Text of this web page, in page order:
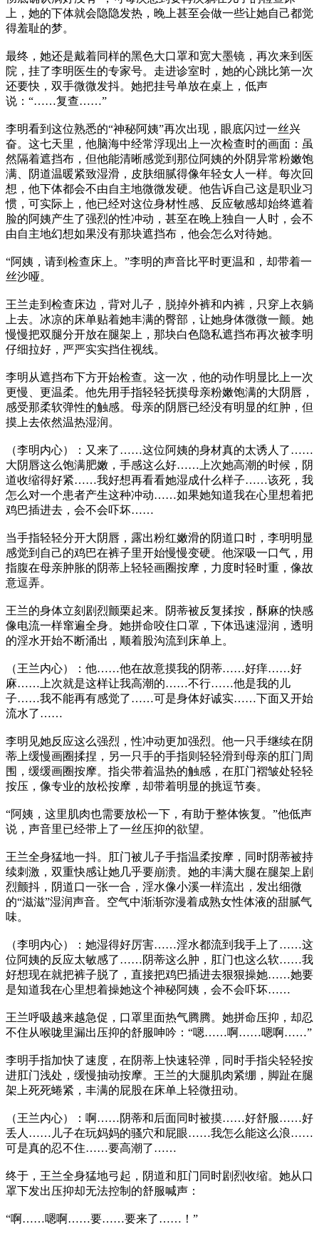
上，她的下体就会隐隐发热，晚上甚至会做一些让她自己都觉
得羞耻的梦。
最终，她还是戴着同样的黑色大口罩和宽大墨镜，再次来到医
院，挂了李明医生的专家号。走进诊室时，她的心跳比第一次
还要快，双手微微发抖。她把挂号单放在桌上，低声
说：“……复查……”
李明看到这位熟悉的“神秘阿姨”再次出现，眼底闪过一丝兴
奋。这七天里，他脑海中经常浮现出上一次检查时的画面：虽
然隔着遮挡布，但他能清晰感觉到那位阿姨的外阴异常粉嫩饱
满、阴道温暖紧致湿滑，皮肤细腻得像年轻女人一样。每次回
想，他下体都会不由自主地微微发硬。他告诉自己这是职业习
惯，可实际上，他已经对这位身材性感、反应敏感却始终遮着
脸的阿姨产生了强烈的性冲动，甚至在晚上独自一人时，会不
由自主地幻想如果没有那块遮挡布，他会怎么对待她。
“阿姨，请到检查床上。”李明的声音比平时更温和，却带着一
丝沙哑。
王兰走到检查床边，背对儿子，脱掉外裤和内裤，只穿上衣躺
上去。冰凉的床单贴着她丰满的臀部，让她身体微微一颤。她
慢慢把双腿分开放在腿架上，那块白色隐私遮挡布再次被李明
仔细拉好，严严实实挡住视线。
李明从遮挡布下方开始检查。这一次，他的动作明显比上一次
更慢、更温柔。他先用手指轻轻抚摸母亲粉嫩饱满的大阴唇，
感受那柔软弹性的触感。母亲的阴唇已经没有明显的红肿，但
摸上去依然温热湿润。
（李明内心）：又来了……这位阿姨的身材真的太诱人了……
大阴唇这么饱满肥嫩，手感这么好……上次她高潮的时候，阴
道收缩得好紧……我好想再看看她湿成什么样子……该死，我
怎么对一个患者产生这种冲动……如果她知道我在心里想着把
鸡巴插进去，会不会吓坏……
当手指轻轻分开大阴唇，露出粉红嫩滑的阴道口时，李明明显
感觉到自己的鸡巴在裤子里开始慢慢变硬。他深吸一口气，用
指腹在母亲肿胀的阴蒂上轻轻画圈按摩，力度时轻时重，像故
意逗弄。
王兰的身体立刻剧烈颤栗起来。阴蒂被反复揉按，酥麻的快感
像电流一样窜遍全身。她拼命咬住口罩，下体迅速湿润，透明
的淫水开始不断涌出，顺着股沟流到床单上。
（王兰内心）：他……他在故意摸我的阴蒂……好痒……好
麻……上次就是这样让我高潮的……不行……他是我的儿
子……我不能再有感觉了……可是身体好诚实……下面又开始
流水了……
李明见她反应这么强烈，性冲动更加强烈。他一只手继续在阴
蒂上缓慢画圈揉捏，另一只手的手指则轻轻滑到母亲的肛门周
围，缓缓画圈按摩。指尖带着温热的触感，在肛门褶皱处轻轻
按压，像专业的放松按摩，却带着明显的挑逗节奏。
“阿姨，这里肌肉也需要放松一下，有助于整体恢复。”他低声
说，声音里已经带上了一丝压抑的欲望。
王兰全身猛地一抖。肛门被儿子手指温柔按摩，同时阴蒂被持
续刺激，双重快感让她几乎要崩溃。她的丰满大腿在腿架上剧
烈颤抖，阴道口一张一合，淫水像小溪一样流出，发出细微
的“滋滋”湿润声音。空气中渐渐弥漫着成熟女性体液的甜腻气
味。
（李明内心）：她湿得好厉害……淫水都流到我手上了……这
位阿姨的反应太敏感了……阴蒂这么肿，肛门也这么软……我
好想现在就把裤子脱了，直接把鸡巴插进去狠狠操她……她要
是知道我在心里想着操她这个神秘阿姨，会不会吓坏……
王兰呼吸越来越急促，口罩里面热气腾腾。她拼命压抑，却忍
不住从喉咙里漏出压抑的舒服呻吟：“嗯……啊……嗯啊……”
李明手指加快了速度，在阴蒂上快速轻弹，同时手指尖轻轻按
进肛门浅处，缓慢抽动按摩。王兰的大腿肌肉紧绷，脚趾在腿
架上死死蜷紧，丰满的屁股在床单上轻微扭动。
（王兰内心）：啊……阴蒂和后面同时被摸……好舒服……好
丢人……儿子在玩妈妈的骚穴和屁眼……我怎么能这么浪……
可是真的忍不住……要高潮了……
终于，王兰全身猛地弓起，阴道和肛门同时剧烈收缩。她从口
罩下发出压抑却无法控制的舒服喊声：
“啊……嗯啊……要……要来了……！”